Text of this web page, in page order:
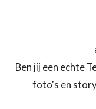
Ben jij een echte
foto's en